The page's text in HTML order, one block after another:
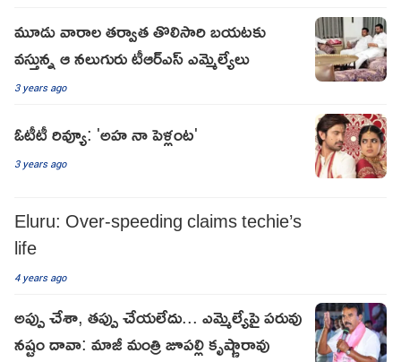
మూడు వారాల తర్వాత తొలిసారి బయటకు
వస్తున్న ఆ నలుగురు టీఆర్ఎస్ ఎమ్మెల్యేలు
3 years ago
ఓటీటీ రివ్యూ: 'అహ నా పెళ్లంట'
3 years ago
Eluru: Over-speeding claims techie’s
life
4 years ago
అప్పు చేశా, త‌ప్పు చేయ‌లేదు... ఎమ్మెల్యేపై ప‌రువు
న‌ష్టం దావా: మాజీ మంత్రి జూప‌ల్లి కృష్ణారావు